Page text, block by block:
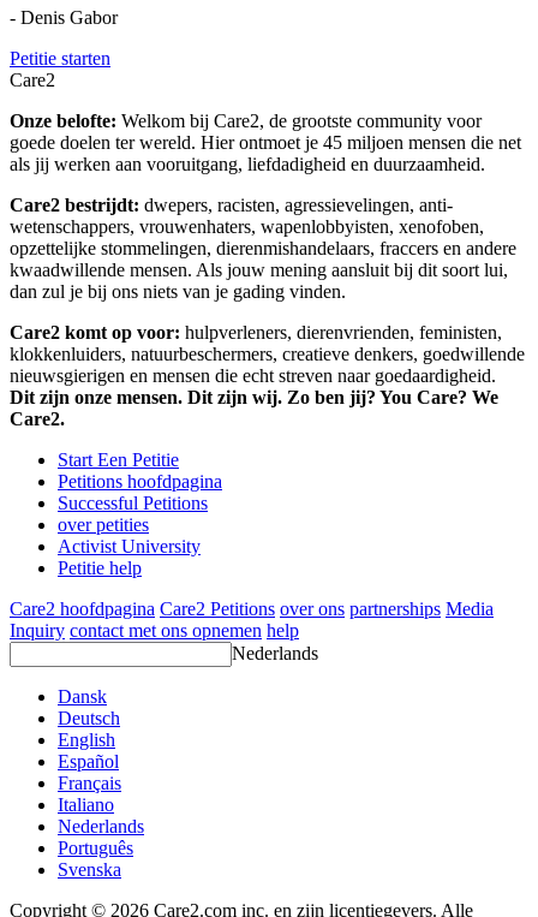
- Denis Gabor
Petitie starten
Care2
Onze belofte: Welkom bij Care2, de grootste community voor
goede doelen ter wereld. Hier ontmoet je 45 miljoen mensen die net
als jij werken aan vooruitgang, liefdadigheid en duurzaamheid.
Care2 bestrijdt: dwepers, racisten, agressievelingen, anti-
wetenschappers, vrouwenhaters, wapenlobbyisten, xenofoben,
opzettelijke stommelingen, dierenmishandelaars, fraccers en andere
kwaadwillende mensen. Als jouw mening aansluit bij dit soort lui,
dan zul je bij ons niets van je gading vinden.
Care2 komt op voor: hulpverleners, dierenvrienden, feministen,
klokkenluiders, natuurbeschermers, creatieve denkers, goedwillende
nieuwsgierigen en mensen die echt streven naar goedaardigheid.
Dit zijn onze mensen. Dit zijn wij. Zo ben jij? You Care? We
Care2.
Start Een Petitie
Petitions hoofdpagina
Successful Petitions
over petities
Activist University
Petitie help
Care2 hoofdpagina Care2 Petitions over ons partnerships Media
Inquiry contact met ons opnemen help
Nederlands
Dansk
Deutsch
English
Español
Français
Italiano
Nederlands
Português
Svenska
Copyright © 2026 Care2.com inc. en zijn licentiegevers. Alle